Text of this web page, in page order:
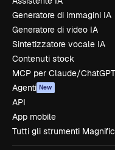
Generatore di immagini IA
Generatore di video IA
Sintetizzatore vocale IA
Contenuti stock
MCP per Claude/ChatGPT
Agenti New
API
App mobile
Tutti gli strumenti Magnific